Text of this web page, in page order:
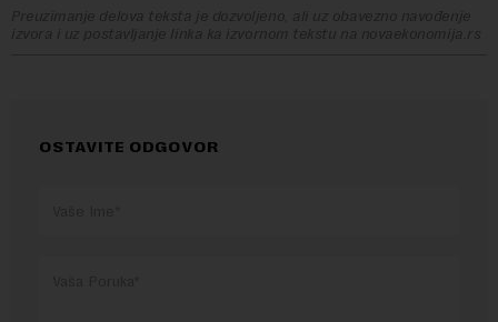
Preuzimanje delova teksta je dozvoljeno, ali uz obavezno navođenje
izvora i uz postavljanje linka ka izvornom tekstu na novaekonomija.rs
OSTAVITE ODGOVOR